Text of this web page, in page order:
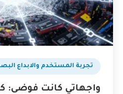
تجربة المستخدم والابداع
واجهاتي كانت فوضى: